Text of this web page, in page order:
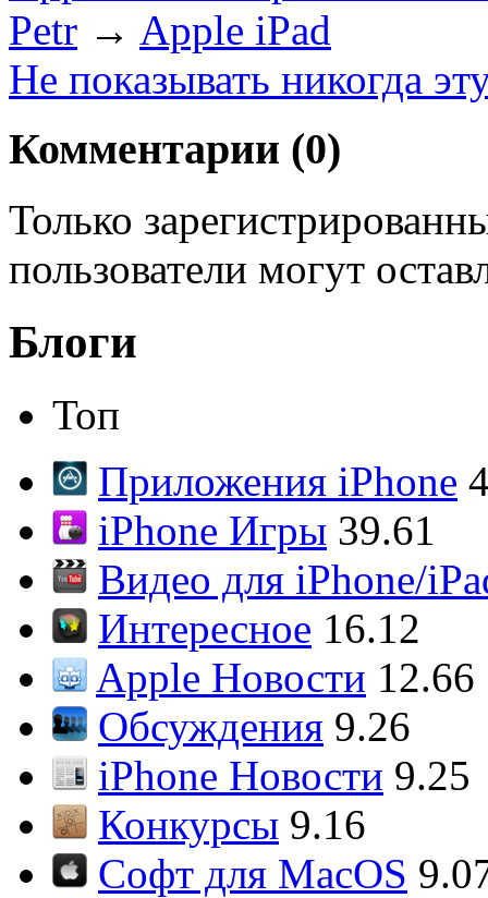
Petr → Apple iPad
Не показывать никогда
Комментарии (0)
Только
пользователи могут
Блоги
Топ
Приложения iPhone
iPhone Игры 39.61
Видео для iPhone/
Интересное 16.12
Apple Новости 12.66
Обсуждения 9.26
iPhone Новости 9.25
Конкурсы 9.16
Софт для MacOS